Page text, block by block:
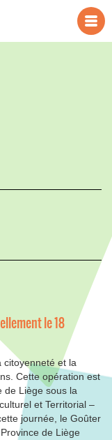
le 18
citoyenneté et la
Cette opération est
de Liège sous la
et Territorial –
journée, le Goûter
de Liège